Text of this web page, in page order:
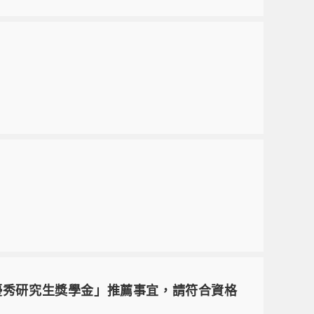
研究生獎學金」推薦事宜，請符合資格